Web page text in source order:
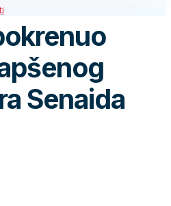
Senaida